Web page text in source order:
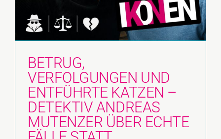
BETRUG,
VERFOLGUNGEN UND
ENTFÜHRTE KATZEN –
DETEKTIV ANDREAS
MUTENZER ÜBER ECHTE